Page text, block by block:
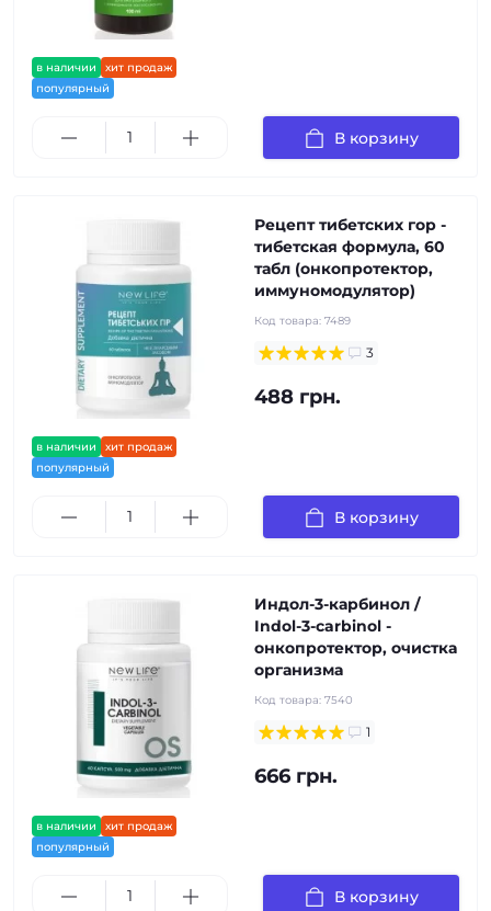
в наличии
хит продаж
популярный
В корзину
в наличии
хит продаж
популярный
Рецепт тибетских гор -
тибетская формула, 60
табл (онкопротектор,
иммуномодулятор)
Код товара: 7489
3
488 грн.
В корзину
в наличии
хит продаж
популярный
Индол-3-карбинол /
Indol-3-carbinol -
онкопротектор, очистка
организма
Код товара: 7540
1
666 грн.
В корзину